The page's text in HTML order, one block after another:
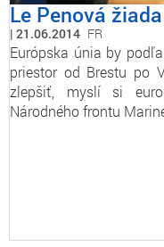
Le Penová
21.06.2014 FR
Európska únia by
priestor od Brestu po
zlepšiť, myslí si
Národného frontu